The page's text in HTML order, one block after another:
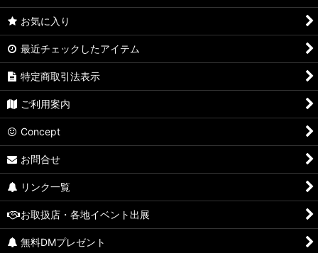
お気に入り
最近チェックしたアイテム
特定商取引法表示
ご利用案内
Concept
お問合せ
リンク一覧
お取扱店・各地イベント出展
無料DMプレゼント